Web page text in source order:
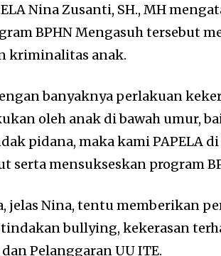
Nina Zusanti, SH., MH
BPHN Mengasuh tersebut
kriminalitas anak.
banyaknya perlakuan
oleh anak di bawah umur,
pidana, maka kami PAPELA
serta mensukseskan program
jelas Nina, tentu memberikan
bullying, kekerasan
Pelanggaran UU ITE.